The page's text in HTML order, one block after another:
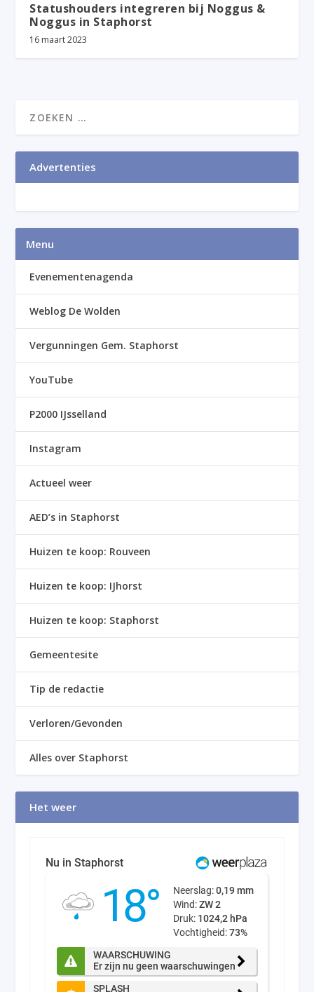
Statushouders integreren bij Noggus &
Noggus in Staphorst
16 maart 2023
Advertenties
Menu
Evenementenagenda
Weblog De Wolden
Vergunningen Gem. Staphorst
YouTube
P2000 IJsselland
Instagram
Actueel weer
AED’s in Staphorst
Huizen te koop: Rouveen
Huizen te koop: IJhorst
Huizen te koop: Staphorst
Gemeentesite
Tip de redactie
Verloren/Gevonden
Alles over Staphorst
Het weer